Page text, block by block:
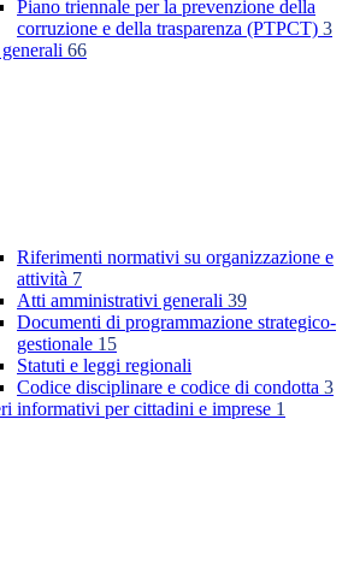
Piano triennale per la prevenzione della
corruzione e della trasparenza (PTPCT) 3
66
Riferimenti normativi su organizzazione e
attività 7
Atti amministrativi generali 39
Documenti di programmazione strategico-
gestionale 15
Statuti e leggi regionali
Codice disciplinare e codice di condotta 3
informativi per cittadini e imprese 1